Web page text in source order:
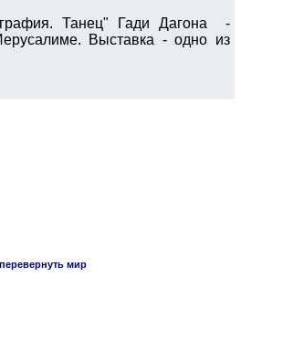
Танец" Гади Дагона -
Выставка - одно из
мир